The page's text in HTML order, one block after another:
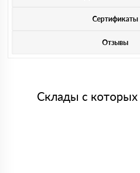
Сертификаты
Отзывы
Склады с